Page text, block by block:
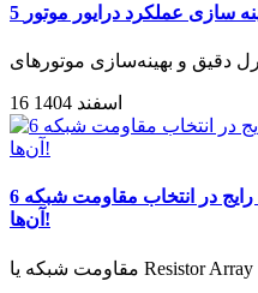
16 اسفند 1404
6 اشتباه رایج در انتخاب مقاومت شبکه (Array) و روش جلوگیری از
آن‌ها!